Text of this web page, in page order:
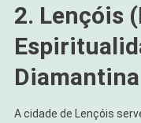
2. Lençóis
Diamantina
A cidade de Lençóis